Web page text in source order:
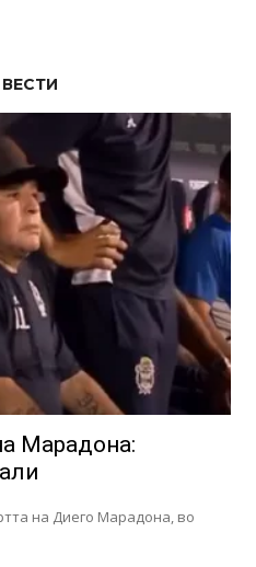
Марадона:
на Диего Марадона, во